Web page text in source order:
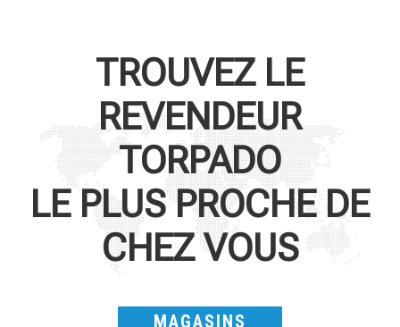
TROUVEZ LE
REVENDEUR
TORPADO
LE PLUS PROCHE DE
CHEZ VOUS
MAGASINS